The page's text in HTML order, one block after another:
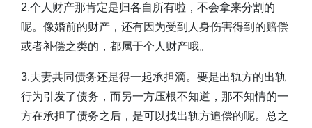
2.个人财产那肯定是归各自所有啦，不会拿来分割的
呢。像婚前的财产，还有因为受到人身伤害得到的赔偿
或者补偿之类的，都属于个人财产哦。
3.夫妻共同债务还是得一起承担滴。要是出轨方的出轨
行为引发了债务，而另一方压根不知道，那不知情的一
方在承担了债务之后，是可以找出轨方追偿的呢。总之